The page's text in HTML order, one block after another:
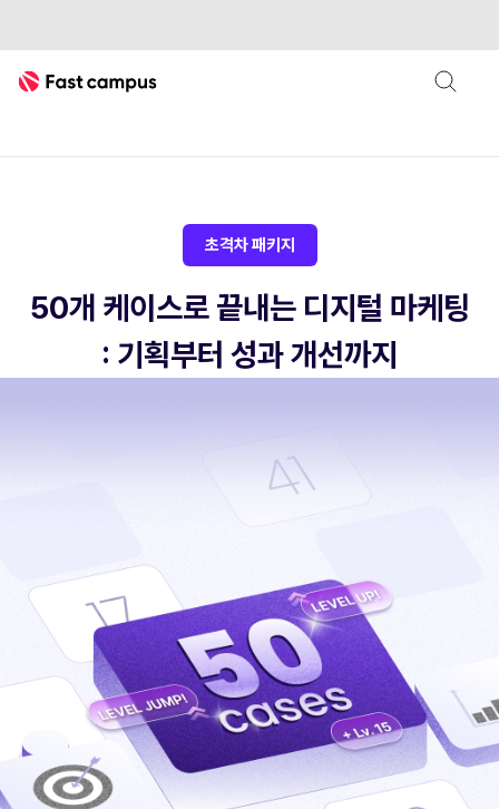
Fast Campus
초격차 패키지
50개 케이스로 끝내는 디지털 마케팅
: 기획부터 성과 개선까지